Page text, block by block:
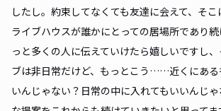
したし。約束してなくても友達に会えて、そこ
ライブハウスが誰かにとっての居場所であり
っと多くの人に伝えていけたら嬉しいですし
ブは非日常だけど、もっとこう……近くにある
いんじゃない？日常の中に入れてもいいんじ